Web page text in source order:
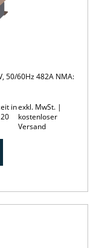
50/60Hz 482A NMA:
inexkl. MwSt. |
kostenloser
Versand